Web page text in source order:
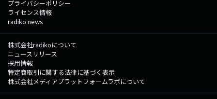
プライバシーポリシー
ライセンス情報
radiko news
株式会社radikoについて
ニュースリリース
採用情報
特定商取引に関する法律に基づく表示
株式会社メディアプラットフォームラボについて